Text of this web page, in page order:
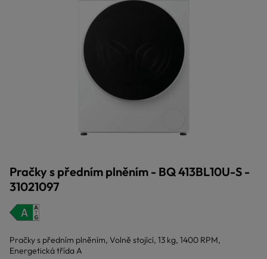
Pračky s předním plněním - BQ 413BL10U-S -
31021097
Pračky s předním plněním, Volně stojící, 13 kg, 1400 RPM,
Energetická třída A